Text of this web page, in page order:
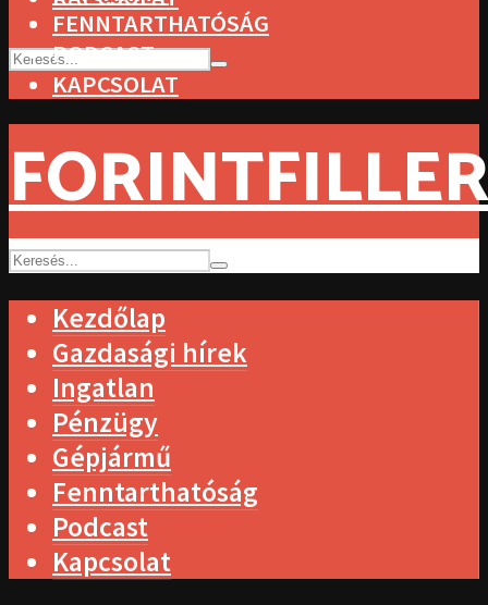
FENNTARTHATÓSÁG
PODCAST
KAPCSOLAT
Kezdőlap
Gazdasági hírek
Ingatlan
Pénzügy
Gépjármű
Fenntarthatóság
Podcast
Kapcsolat